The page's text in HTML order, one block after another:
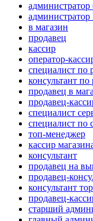
администратор
в магазин
продавец
кассир
оператор-
специалист по
консультант
продавец в
продавец-
специалист
специалист по
топ-менеджер
кассир
консультант
продавец на
продавец-
консультант
продавец-
старший